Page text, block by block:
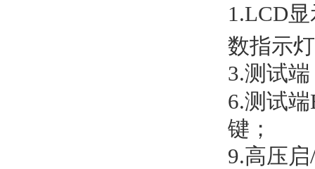
1.LCD
数指示
3.测试端
6.测试端
键；
9.高压启